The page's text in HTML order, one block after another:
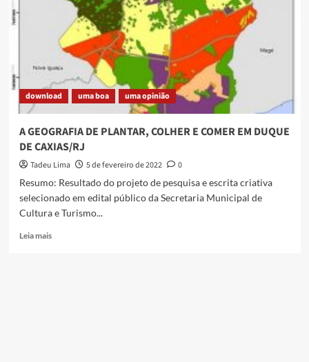
laboratório
Jornada
Criativa,
voltado
à
capacitação
de
profissionais
e
da
indústria
download uma boa uma opinião
A GEOGRAFIA DE PLANTAR, COLHER E COMER EM DUQUE
DE CAXIAS/RJ
Tadeu Lima 5 de fevereiro de 2022
0
Resumo: Resultado do projeto de pesquisa e escrita criativa
selecionado em edital público da Secretaria Municipal de
Cultura e Turismo...
Leia maisRead